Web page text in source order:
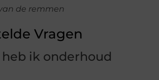
de remmen
Vragen
heb ik onderhoud